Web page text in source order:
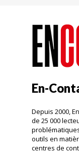
En-
Depuis 2000,
de 25 000
outils en
centres de